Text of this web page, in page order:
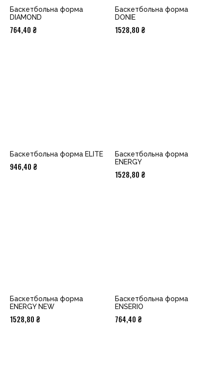
Баскетбольна форма
DIAMOND
764,40 ₴
Баскетбольна форма
DONIE
1528,80 ₴
Баскетбольна форма ELITE
946,40 ₴
Баскетбольна форма
ENERGY
1528,80 ₴
Баскетбольна форма
ENERGY NEW
1528,80 ₴
Баскетбольна форма
ENSERIO
764,40 ₴